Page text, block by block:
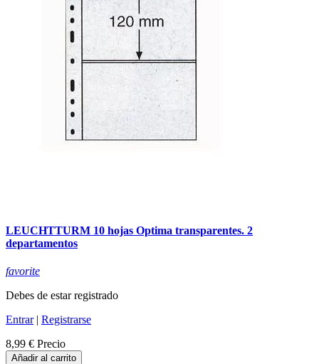
LEUCHTTURM 10 hojas Optima transparentes. 2
departamentos
favorite
Debes de estar registrado
Entrar| Registrarse
8,99 € Precio
Añadir al carrito